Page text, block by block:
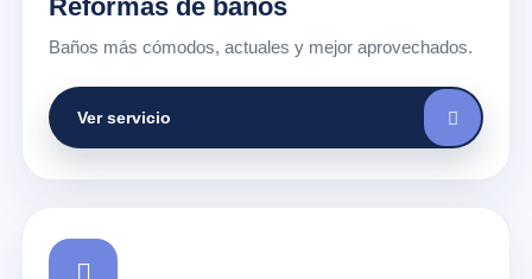
Reformas de baños
Baños más cómodos, actuales y mejor aprovechados.
Ver servicio